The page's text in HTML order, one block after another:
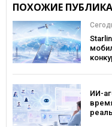
ПОХОЖИЕ
ИИ-